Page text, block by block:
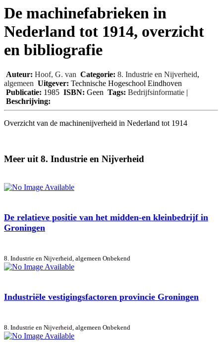
De machinefabrieken in
Nederland tot 1914, overzicht
en bibliografie
Auteur: Hoof, G. van Categorie: 8. Industrie en Nijverheid,
algemeen Uitgever: Technische Hogeschool Eindhoven
Publicatie: 1985 ISBN: Geen Tags: Bedrijfsinformatie |
Beschrijving:
Overzicht van de machinenijverheid in Nederland tot 1914
Meer uit 8. Industrie en Nijverheid
De relatieve positie van het midden-en kleinbedrijf in
Groningen
8. Industrie en Nijverheid, algemeen Onbekend
Industriële vestigingsfactoren provincie Groningen
8. Industrie en Nijverheid, algemeen Onbekend